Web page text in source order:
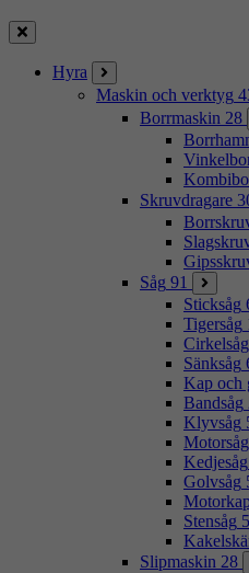
Stäng
Hyra
Maskin och verktyg
Borrmaskin 28
Skruvdragare
Såg 91
Sticksåg
Tigersåg
Cirkelsåg
Sänksåg
Kap och
Bandsåg
Klyvsåg
Motorsåg
Kedjesåg
Golvsåg
Stensåg 5
Slipmaskin 28